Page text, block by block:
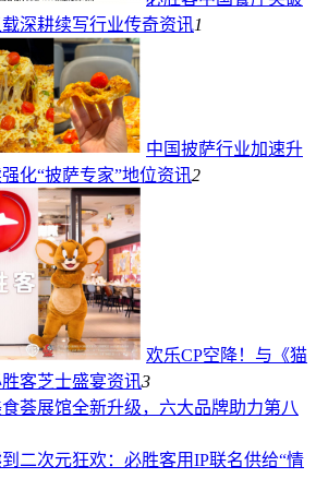
深耕续写行业传奇资讯1
中国披萨行业加速升
化“披萨专家”地位资讯2
欢乐CP空降！与《猫
客芝士盛宴资讯3
荟展馆全新升级，六大品牌助力第八
二次元狂欢：必胜客用IP联名供给“情